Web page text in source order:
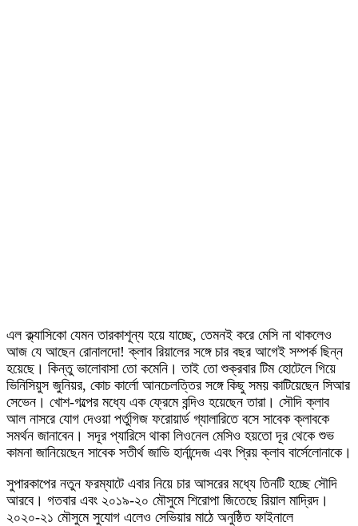
এল ক্ল্যাসিকো যেমন তারকাশূন্য হয়ে যাচ্ছে, তেমনই করে মেসি না থাকলেও
আজ যে আছেন রোনালদো! ক্লাব রিয়ালের সঙ্গে চার বছর আগেই সম্পর্ক ছিন্ন
হয়েছে। কিন্তু ভালোবাসা তো কমেনি। তাই তো শুক্রবার টিম হোটেলে গিয়ে
ভিনিসিয়ুস জুনিয়র, কোচ কার্লো আনচেলত্তির সঙ্গে কিছু সময় কাটিয়েছেন সিআর
সেভেন। খোশ-গল্পের মধ্যে এক ফ্রেমে বন্দিও হয়েছেন তারা। সৌদি ক্লাব
আল নাসরে যোগ দেওয়া পর্তুগিজ ফরোয়ার্ড গ্যালারিতে বসে সাবেক ক্লাবকে
সমর্থন জানাবেন। সদূর প্যারিসে থাকা লিওনেল মেসিও হয়তো দূর থেকে শুভ
কামনা জানিয়েছেন সাবেক সতীর্থ জাভি হার্নান্দেজ এবং প্রিয় ক্লাব বার্সেলোনাকে।
সুপারকাপের নতুন ফরম্যাটে এবার নিয়ে চার আসরের মধ্যে তিনটি হচ্ছে সৌদি
আরবে। গতবার এবং ২০১৯-২০ মৌসুমে শিরোপা জিতেছে রিয়াল মাদ্রিদ।
২০২০-২১ মৌসুমে সুযোগ এলেও সেভিয়ার মাঠে অনুষ্ঠিত ফাইনালে